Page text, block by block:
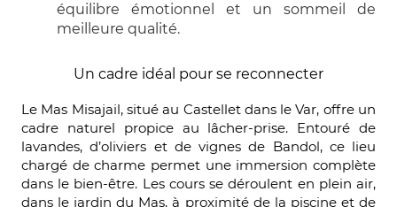
équilibre émotionnel et un sommeil de
meilleure qualité.
Un cadre idéal pour se reconnecter
Le Mas Misajail, situé au Castellet dans le Var, offre un
cadre naturel propice au lâcher-prise. Entouré de
lavandes, d’oliviers et de vignes de Bandol, ce lieu
chargé de charme permet une immersion complète
dans le bien-être. Les cours se déroulent en plein air,
dans le jardin du Mas, à proximité de la piscine et de